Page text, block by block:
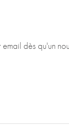
dès qu'un